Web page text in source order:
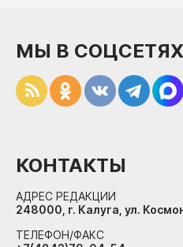
МЫ В СОЦСЕТЯХ
КОНТАКТЫ
АДРЕС РЕДАКЦИИ
248000, г. Калуга, ул.
ТЕЛЕФОН/ФАКС